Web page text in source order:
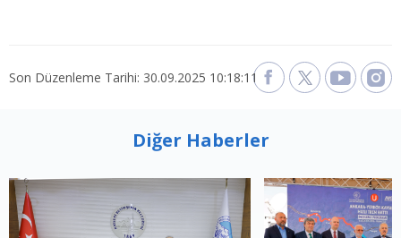
Son Düzenleme Tarihi: 30.09.2025 10:18:11
Diğer Haberler